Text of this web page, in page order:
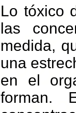
Lo tóxico
las
medida,
una
en el
forman.